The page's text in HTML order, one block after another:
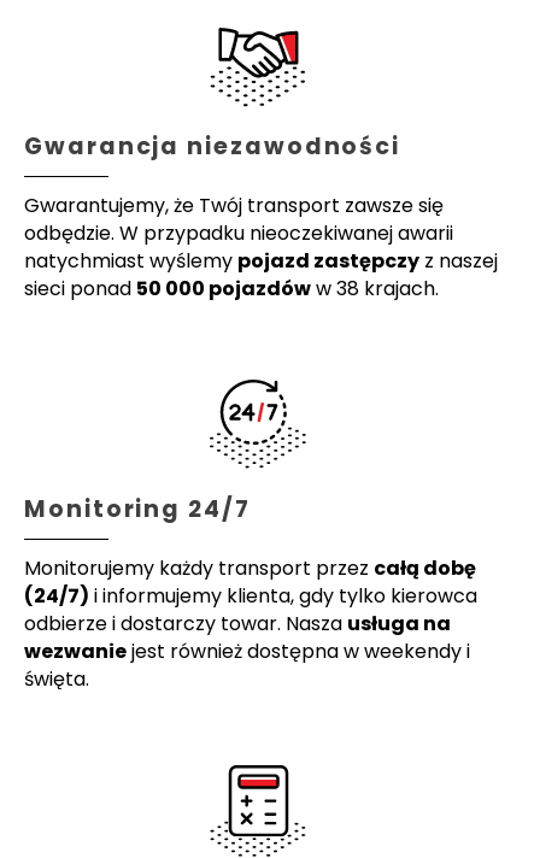
Gwarancja niezawodności
Gwarantujemy, że Twój transport zawsze się
odbędzie. W przypadku nieoczekiwanej awarii
natychmiast wyślemy pojazd zastępczy z naszej
sieci ponad 50 000 pojazdóww 38 krajach.
Monitoring 24/7
Monitorujemy każdy transport przez całą dobę
(24/7) i informujemy klienta, gdy tylko kierowca
odbierze i dostarczy towar. Nasza usługa na
wezwaniejest również dostępna w weekendy i
święta.